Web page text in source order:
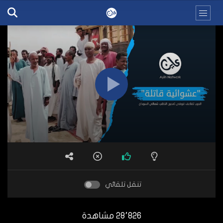
تنقل تلقائي
28٬826 مشاهدة